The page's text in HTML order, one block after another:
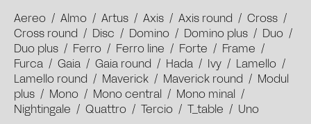
Aereo / Almo / Artus / Axis / Axis round / Cross
/
Cross round
/ Disc / Domino / Domino plus / Duo
/
Duo plus
/ Ferro / Ferro line / Forte / Frame
/
Furca
/ Gaia / Gaia round / Hada / Ivy / Lamello
/
Lamello round
/ Maverick / Maverick round /
Modul
plus
/ Mono / Mono central / Mono minal
/
Nightingale
/ Quattro / Tercio / T_table / Uno